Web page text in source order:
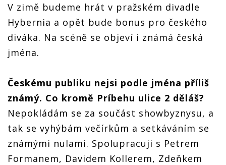
V zimě budeme hrát v pražském divadle
Hybernia a opět bude bonus pro českého
diváka. Na scéně se objeví i známá česká
jména.
Českému publiku nejsi podle jména příliš
známý. Co kromě Príbehu ulice 2 děláš?
Nepokládám se za součást showbyznysu, a
tak se vyhýbám večírkům a setkáváním se
známými nulami. Spolupracuji s Petrem
Formanem, Davidem Kollerem, Zdeňkem